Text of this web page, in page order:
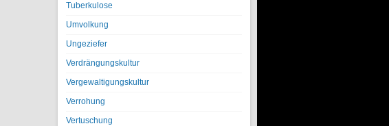
Tuberkulose
Umvolkung
Ungeziefer
Verdrängungskultur
Vergewaltigungskultur
Verrohung
Vertuschung